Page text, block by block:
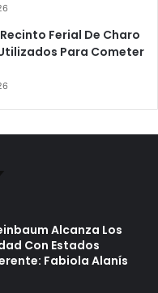
Ferial De Charo
Para Cometer
Alcanza Los
Con Estados
Fabiola Alanís